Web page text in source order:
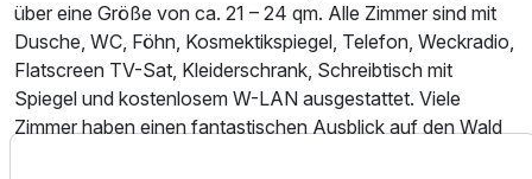
Ausstattung
Für 8 Tage p.P. ab455,00 €
über eine Größe von ca. 21 – 24 qm. Alle Zimmer sind mit
Dusche, WC, Föhn, Kosmektikspiegel, Telefon, Weckradio,
Flatscreen TV-Sat, Kleiderschrank, Schreibtisch mit
Spiegel und kostenlosem W-LAN ausgestattet. Viele
Zimmer haben einen fantastischen Ausblick auf den Wald